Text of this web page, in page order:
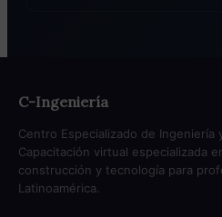
C-Ingeniería
Centro Especializado de Ingeniería
Capacitación virtual especializada
construcción y tecnología para
Latinoamérica.